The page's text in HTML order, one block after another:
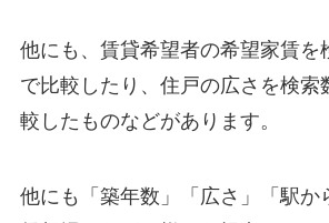
他にも、賃貸希望者の希望家賃を
で比較したり、住戸の広さを検索
較したものなどがあります。
他にも「築年数」「広さ」「駅か